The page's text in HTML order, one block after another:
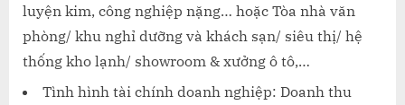
VỚI
CHI
ĐỒNG
luyện kim, công nghiệp nặng… hoặc Tòa nhà văn
phòng/ khu nghỉ dưỡng và khách sạn/ siêu thị/ hệ
thống kho lạnh/ showroom & xưởng ô tô,…
Tình hình tài chính doanh nghiệp: Doanh thu